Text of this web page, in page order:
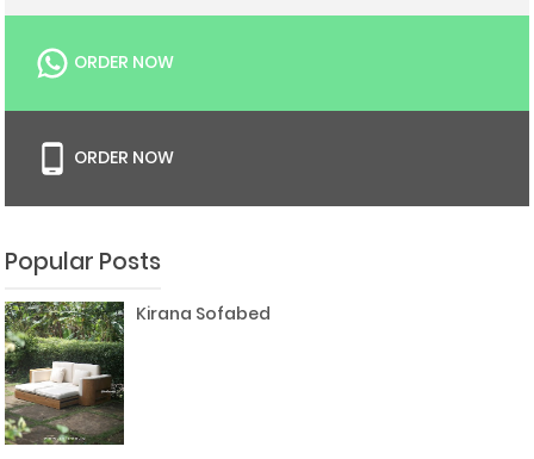
ORDER NOW
ORDER NOW
Popular Posts
Kirana Sofabed